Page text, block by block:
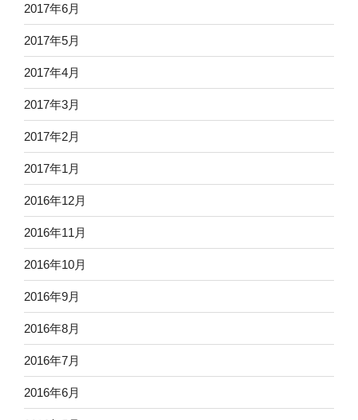
2017年6月
2017年5月
2017年4月
2017年3月
2017年2月
2017年1月
2016年12月
2016年11月
2016年10月
2016年9月
2016年8月
2016年7月
2016年6月